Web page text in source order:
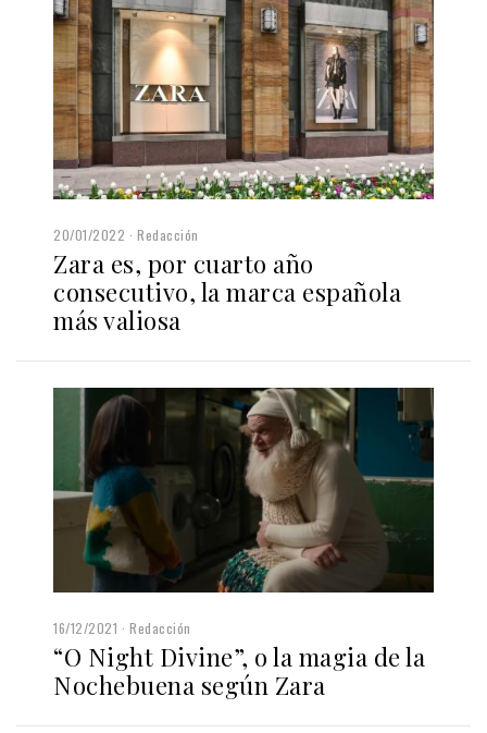
20/01/2022 Redacción
Zara es, por cuarto año
consecutivo, la marca española
más valiosa
16/12/2021 Redacción
“O Night Divine”, o la magia de la
Nochebuena según Zara